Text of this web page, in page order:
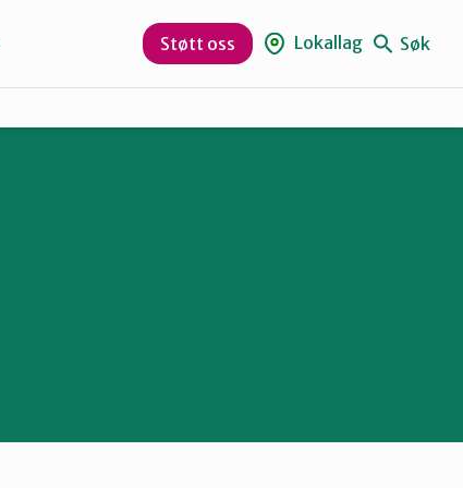
Støtt oss Lokallag Søk